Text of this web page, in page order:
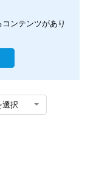
ンテンツがあり
選択